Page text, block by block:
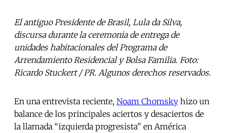
El antiguo Presidente de Brasil, Lula da Silva,
discursa durante la ceremonia de entrega de
unidades habitacionales del Programa de
Arrendamiento Residencial y Bolsa Familia. Foto:
Ricardo Stuckert / PR. Algunos derechos reservados.
En una entrevista reciente, Noam Chomsky hizo un
balance de los principales aciertos y desaciertos de
la llamada “izquierda progresista” en América